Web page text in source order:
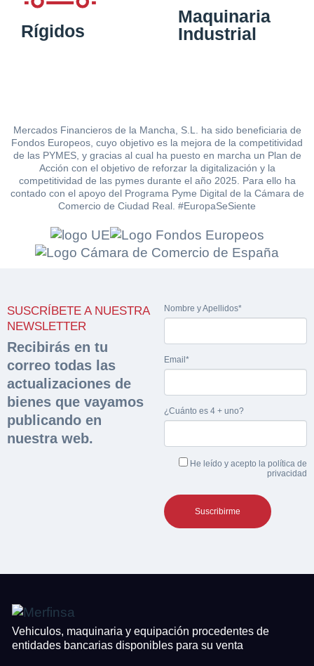
Rígidos
Maquinaria
Industrial
Mercados Financieros de la Mancha, S.L. ha sido beneficiaria de
Fondos Europeos, cuyo objetivo es la mejora de la competitividad
de las PYMES, y gracias al cual ha puesto en marcha un Plan de
Acción con el objetivo de reforzar la digitalización y la
competitividad de las pymes durante el año 2025. Para ello ha
contado con el apoyo del Programa Pyme Digital de la Cámara de
Comercio de Ciudad Real. #EuropaSeSiente
SUSCRÍBETE A NUESTRA
NEWSLETTER
Recibirás en tu
correo todas las
actualizaciones de
bienes que vayamos
publicando en
nuestra web.
Nombre y Apellidos*
Email*
¿Cuánto es 4 + uno?
He leído y acepto la política de
privacidad
Vehiculos, maquinaria y equipación procedentes de
entidades bancarias disponibles para su venta
Solicitar
documentación
sobre la peritación
Rellene este formulario y recibirá en su email el
enlace para descargar la documentación
Nombre y Apellidos*
Email*
Razón social*
Teléfono* Email*
Nombre y Apellidos*
Acepto la Política de Privacidad y las Condiciones de Uso.
continuación confirma que estás de acuerdo con ambas.
Sobre Merfinsa
Venta de bienes muebles